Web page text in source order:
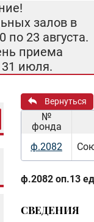
залов в
по 23 августа.
приема
июля.
Вернуться
№
фонда
ф.2082
ф.2082 оп.13
СВЕДЕНИЯ